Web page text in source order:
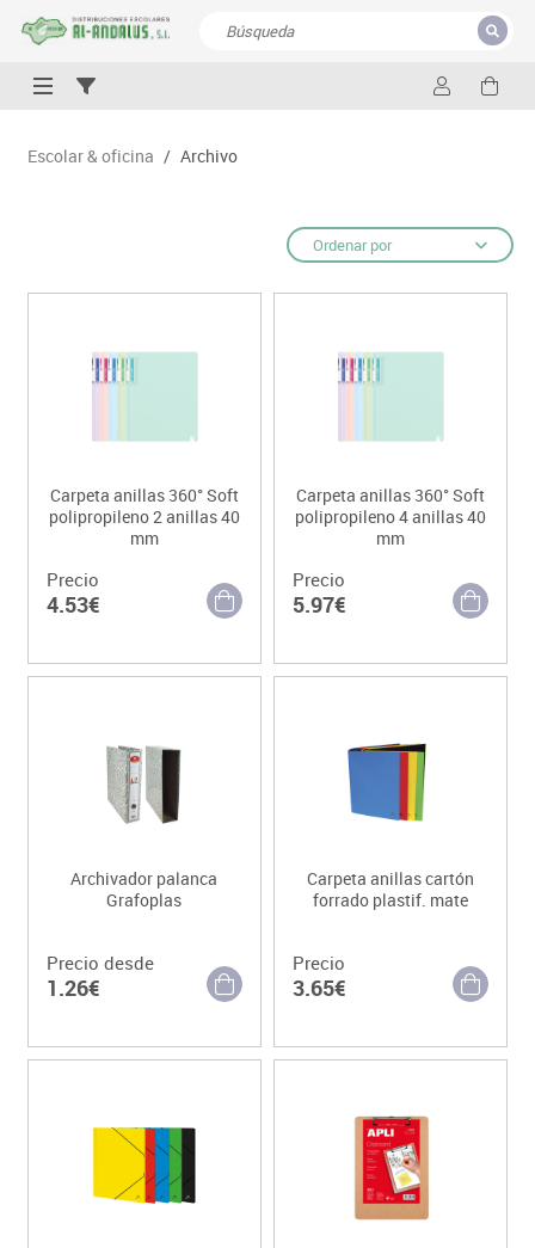
CERRAR
Escolar & oficina / Archivo
Ordenar por
Carpeta anillas 360° Soft
polipropileno 2 anillas 40
mm
Precio
4.53€
Carpeta anillas 360° Soft
polipropileno 4 anillas 40
mm
Precio
5.97€
Archivador palanca
Grafoplas
Precio desde
1.26€
Carpeta anillas cartón
forrado plastif. mate
Precio
3.65€